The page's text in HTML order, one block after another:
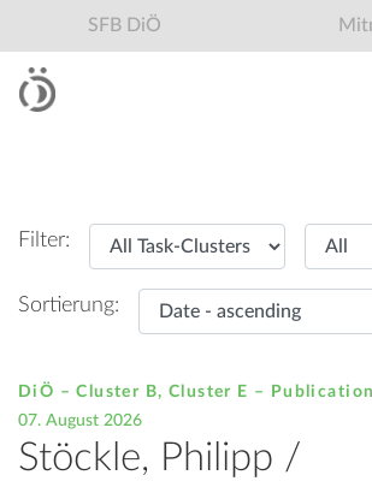
SFB DiÖ
Filter:
Sortierung:
DiÖ – Cluster B, Cluster E –
07. August 2026
Stöckle, Philipp /